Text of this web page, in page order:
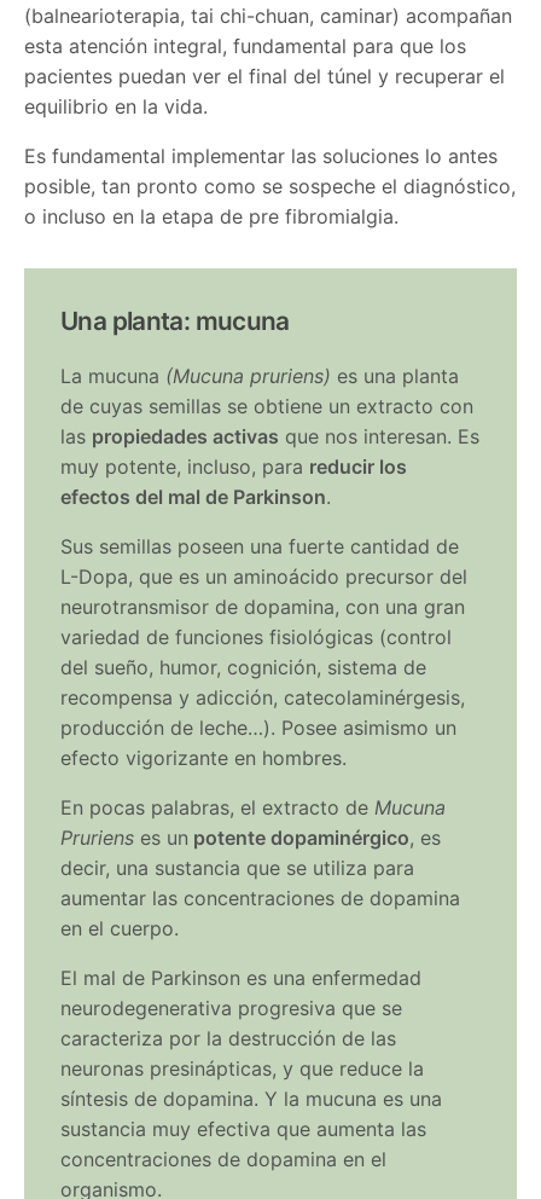
(balnearioterapia, tai chi-chuan, caminar) acompañan
esta atención integral, fundamental para que los
pacientes puedan ver el final del túnel y recuperar el
equilibrio en la vida.
Es fundamental implementar las soluciones lo antes
posible, tan pronto como se sospeche el diagnóstico,
o incluso en la etapa de pre fibromialgia.
Una planta: mucuna
La mucuna (Mucuna pruriens) es una planta
de cuyas semillas se obtiene un extracto con
las propiedades activas que nos interesan. Es
muy potente, incluso, para reducir los
efectos del mal de Parkinson.
Sus semillas poseen una fuerte cantidad de
L-Dopa, que es un aminoácido precursor del
neurotransmisor de dopamina, con una gran
variedad de funciones fisiológicas (control
del sueño, humor, cognición, sistema de
recompensa y adicción, catecolaminérgesis,
producción de leche…). Posee asimismo un
efecto vigorizante en hombres.
En pocas palabras, el extracto de Mucuna
Pruriens es un potente dopaminérgico, es
decir, una sustancia que se utiliza para
aumentar las concentraciones de dopamina
en el cuerpo.
El mal de Parkinson es una enfermedad
neurodegenerativa progresiva que se
caracteriza por la destrucción de las
neuronas presinápticas, y que reduce la
síntesis de dopamina. Y la mucuna es una
sustancia muy efectiva que aumenta las
concentraciones de dopamina en el
organismo.